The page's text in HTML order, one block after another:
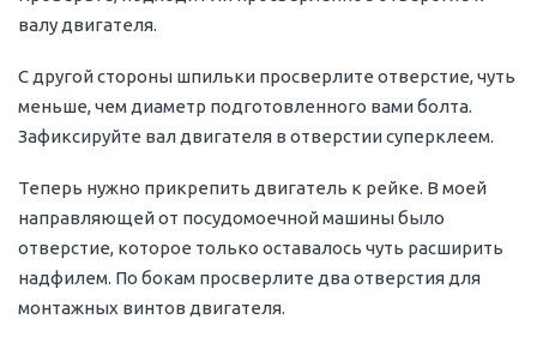
валу двигателя.
С другой стороны шпильки просверлите отверстие, чуть
меньше, чем диаметр подготовленного вами болта.
Зафиксируйте вал двигателя в отверстии суперклеем.
Теперь нужно прикрепить двигатель к рейке. В моей
направляющей от посудомоечной машины было
отверстие, которое только оставалось чуть расширить
надфилем. По бокам просверлите два отверстия для
монтажных винтов двигателя.